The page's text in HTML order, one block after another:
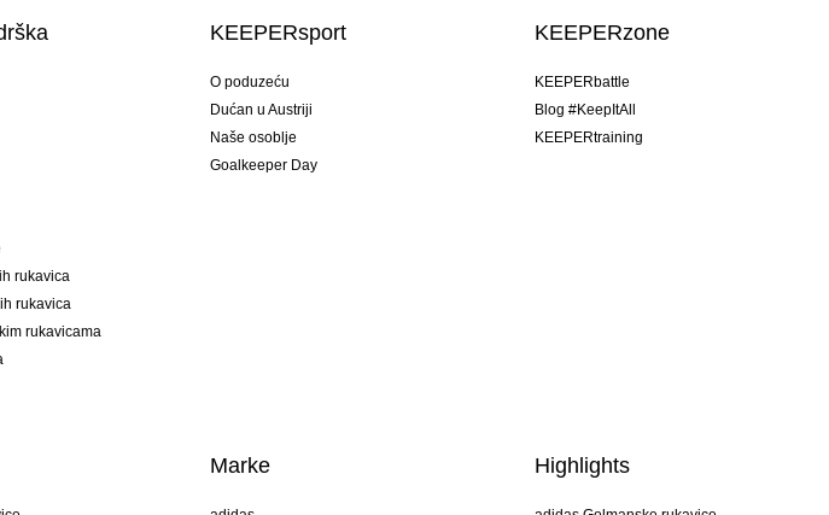
rukavica
rukavica
rukavicama
KEEPERsport
O poduzeću
Dućan u Austriji
Naše osoblje
Goalkeeper Day
KEEPERzone
KEEPERbattle
Blog #KeepItAll
KEEPERtraining
Marke Highlights